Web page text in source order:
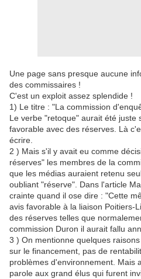
Une page sans presque aucune
des commissaires !
C'est un exploit assez splendide !
1) Le titre : "La commission
Le verbe "retoque" aurait été juste
favorable avec des réserves. Là
écrire.
2 ) Mais s'il y avait eu comme
réserves" les membres de la
que les médias auraient retenu
oubliant "réserve". Dans l'article
crainte quand il ose dire : "Cette
avis favorable à la liaison
des réserves telles que
commission Duron il aurait fallu
3 ) On mentionne quelques
sur le financement, pas de
problèmes d'environnement. Mais
parole aux grand élus qui furent